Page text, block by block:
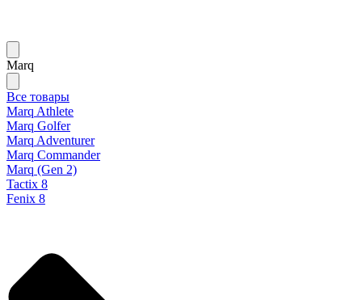
Marq
Все товары
Marq Athlete
Marq Golfer
Marq Adventurer
Marq Commander
Marq (Gen 2)
Tactix 8
Fenix 8